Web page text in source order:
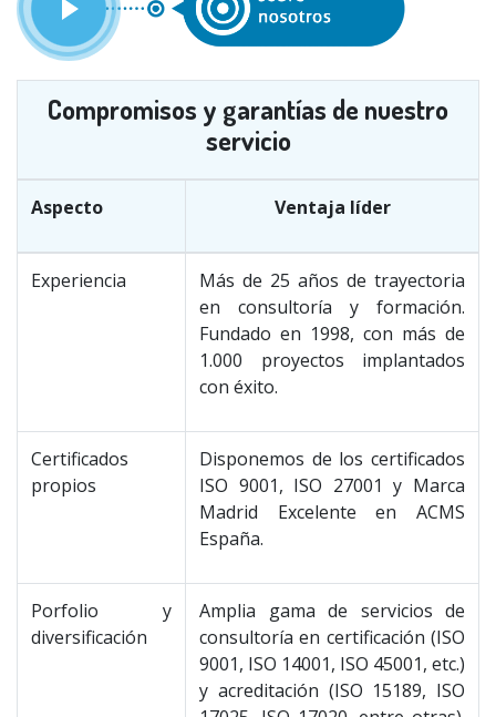
Compromisos y garantías de nuestro
servicio
Aspecto Ventaja líder
Experiencia
Más de 25 años de trayectoria
en consultoría y formación.
Fundado en 1998, con más de
1.000 proyectos implantados
con éxito.
Certificados
propios
Disponemos de los certificados
ISO 9001, ISO 27001 y Marca
Madrid Excelente en ACMS
España.
Porfolio y
diversificación
Amplia gama de servicios de
consultoría en certificación (ISO
9001, ISO 14001, ISO 45001, etc.)
y acreditación (ISO 15189, ISO